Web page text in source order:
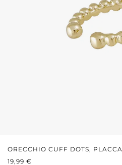
ORECCHIO CUFF DOTS,
PREZZO NORMALE:
19,99 €